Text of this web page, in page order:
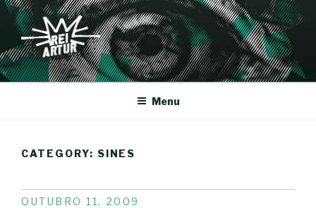
Saltar
para
conteúdo
REI-ARTUR
Menu
CATEGORY: SINES
PUBLICADO
OUTUBRO 11, 2009